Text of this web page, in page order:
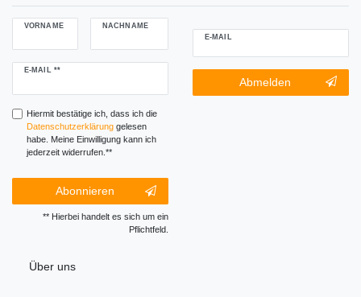
VORNAME NACHNAME
E-MAIL **
Newsletter
Hiermit bestätige ich, dass ich die
Daten­schutz­erklärunggelesen
habe. Meine Einwilligung kann ich
jederzeit widerrufen.**
Abonnieren
** Hierbei handelt es sich um ein
Pflichtfeld.
E-MAIL
Newsletter-
Abmeldung
Abmelden
Über uns